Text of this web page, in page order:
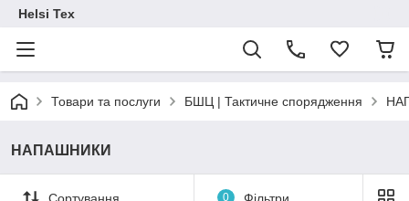
Helsi Tex
Товари та послуги БШЦ | Тактичне спорядження
НАПАШНИКИ
Сортування 0 Фільтри